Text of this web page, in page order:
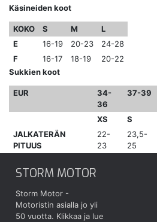
Käsineiden koot
KOKO S M
L
E
16-19 20-23
24-28
F
16-17 18-19
20-22
Sukkien koot
EUR
34-
36
37-39
XS S
JALKATERÄN
PITUUS
22-
23
23,5-
25
STORM MOTOR
Storm Motor -
Motoristin asialla jo yli
50 vuotta. Klikkaa ja lue